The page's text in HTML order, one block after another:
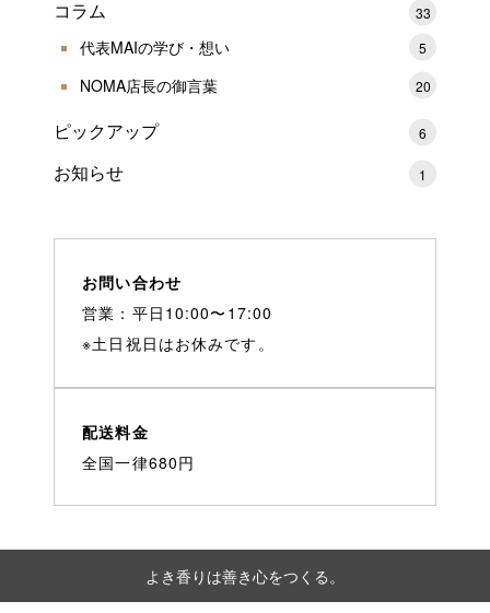
コラム 33
代表MAIの学び・想い 5
NOMA店長の御言葉 20
ピックアップ 6
お知らせ 1
お問い合わせ
営業：平日10:00〜17:00
※土日祝日はお休みです。
配送料金
全国一律680円
よき香りは善き心をつくる。